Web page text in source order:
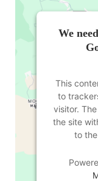
We
This
to
visitor.
the site
to